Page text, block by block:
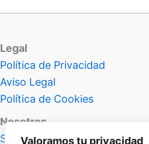
Valoramos tu privacidad
Legal
Política de Privacidad
Aviso Legal
Política de Cookies
Nosotros
Sobre Atlas Insolitus